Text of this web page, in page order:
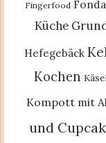
Fingerfood
Küche
Hefegebäck
Kochen
Kompott mit
und